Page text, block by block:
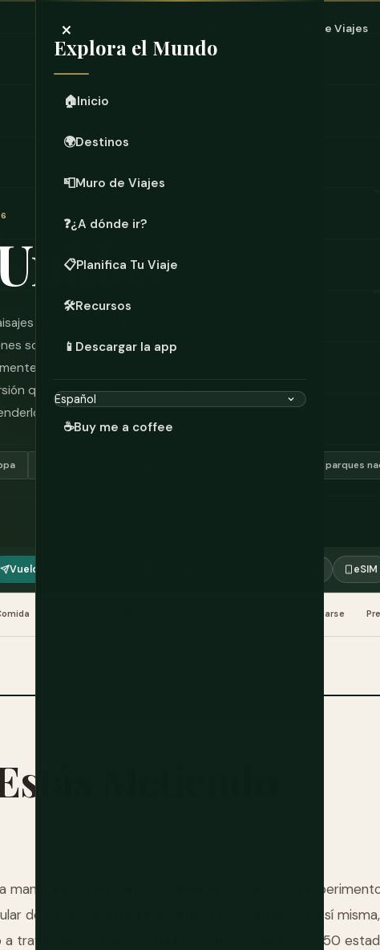
Muro de Viajes
×
Explora el Mundo
🏠Inicio
🌍Destinos
📮Muro de Viajes
❓¿A dónde ir?
📋Planifica Tu Viaje
🛠️Recursos
📱 Descargar la app
☕Buy me a coffee
equivalentes a un continente y 330
sobre todos ellos. El país no es lo que su
más extraordinario y más ordinario, más
que llega a las pantallas en todo el resto del
es ir.
63 parques
Vuelos eSIM
Dónde Quedarse
manera en que Bélgica o Tailandia lo son. Es un
de ideas —libertad individual, la persona hecha a sí
través de 9.8 millones de kilómetros cuadrados y 50